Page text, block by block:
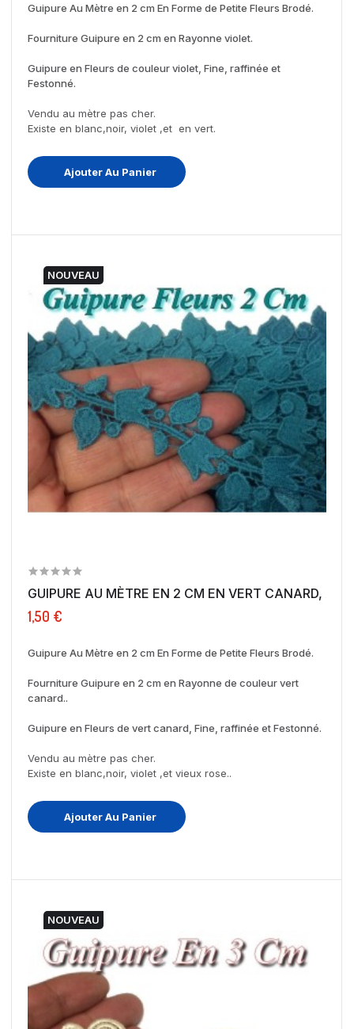
Guipure Au Mètre en 2 cm En Forme de Petite Fleurs Brodé.
Fourniture Guipure en 2 cm en Rayonne violet.
Guipure en Fleurs de couleur violet, Fine, raffinée et
Festonné.
Vendu au mètre pas cher.
Existe en blanc,noir, violet ,et en vert.
Ajouter Au Panier
NOUVEAU
GUIPURE AU MÈTRE EN 2 CM EN VERT CANARD, A...
1,50 €
Guipure Au Mètre en 2 cm En Forme de Petite Fleurs Brodé.
Fourniture Guipure en 2 cm en Rayonne de couleur vert
canard..
Guipure en Fleurs de vert canard, Fine, raffinée et Festonné.
Vendu au mètre pas cher.
Existe en blanc,noir, violet ,et vieux rose..
Ajouter Au Panier
NOUVEAU